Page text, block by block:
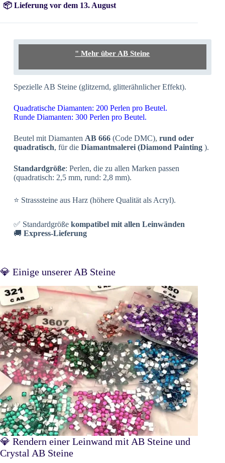
📦 Lieferung vor dem 13. August
" Mehr über AB Steine
Spezielle AB Steine (glitzernd, glitterähnlicher Effekt).
Quadratische Diamanten: 200 Perlen pro Beutel.
Runde Diamanten: 300 Perlen pro Beutel.
Beutel mit Diamanten AB 666(Code DMC), rund oder
quadratisch, für die Diamantmalerei (Diamond Painting).
Standardgröße: Perlen, die zu allen Marken passen
(quadratisch: 2,5 mm, rund: 2,8 mm).
⭐ Strasssteine aus Harz (höhere Qualität als Acryl).
✅ Standardgröße kompatibel mit allen Leinwänden
🚚 Express-Lieferung
💎 Einige unserer AB Steine
💎 Rendern einer Leinwand mit AB Steine und
Crystal AB Steine